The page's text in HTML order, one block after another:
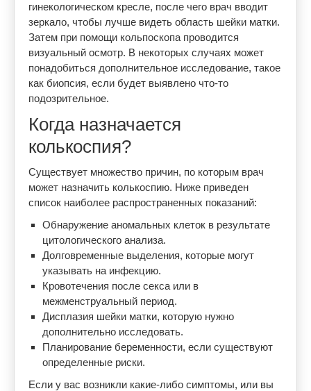
гинекологическом кресле, после чего врач вводит
зеркало, чтобы лучше видеть область шейки матки.
Затем при помощи кольпоскопа проводится
визуальный осмотр. В некоторых случаях может
понадобиться дополнительное исследование, такое
как биопсия, если будет выявлено что-то
подозрительное.
Когда назначается
колькоспия?
Существует множество причин, по которым врач
может назначить колькоспию. Ниже приведен
список наиболее распространенных показаний:
Обнаружение аномальных клеток в результате
цитологического анализа.
Долговременные выделения, которые могут
указывать на инфекцию.
Кровотечения после секса или в
межменструальный период.
Дисплазия шейки матки, которую нужно
дополнительно исследовать.
Планирование беременности, если существуют
определенные риски.
Если у вас возникли какие-либо симптомы, или вы